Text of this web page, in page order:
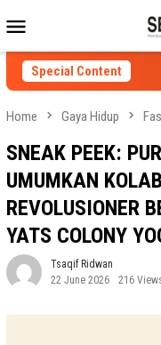
to
contentMenu
Special Content
Home Gaya Hidup
SNEAK PEEK:
UMUMKAN
REVOLUSIONER
YATS COLONY
Tsaqif Ridwan
22 June 2026
216